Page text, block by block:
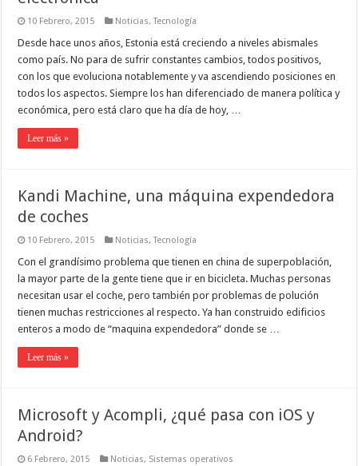
10 Febrero, 2015 Noticias,Tecnología
Desde hace unos años, Estonia está creciendo a niveles abismales
como país. No para de sufrir constantes cambios, todos positivos,
con los que evoluciona notablemente y va ascendiendo posiciones en
todos los aspectos. Siempre los han diferenciado de manera política y
económica, pero está claro que ha día de hoy, …
Leer más »
Kandi Machine, una máquina expendedora
de coches
10 Febrero, 2015 Noticias,Tecnología
Con el grandísimo problema que tienen en china de superpoblación,
la mayor parte de la gente tiene que ir en bicicleta. Muchas personas
necesitan usar el coche, pero también por problemas de polución
tienen muchas restricciones al respecto. Ya han construido edificios
enteros a modo de “maquina expendedora” donde se …
Leer más »
Microsoft y Acompli, ¿qué pasa con iOS y
Android?
6 Febrero, 2015 Noticias, Sistemas operativos